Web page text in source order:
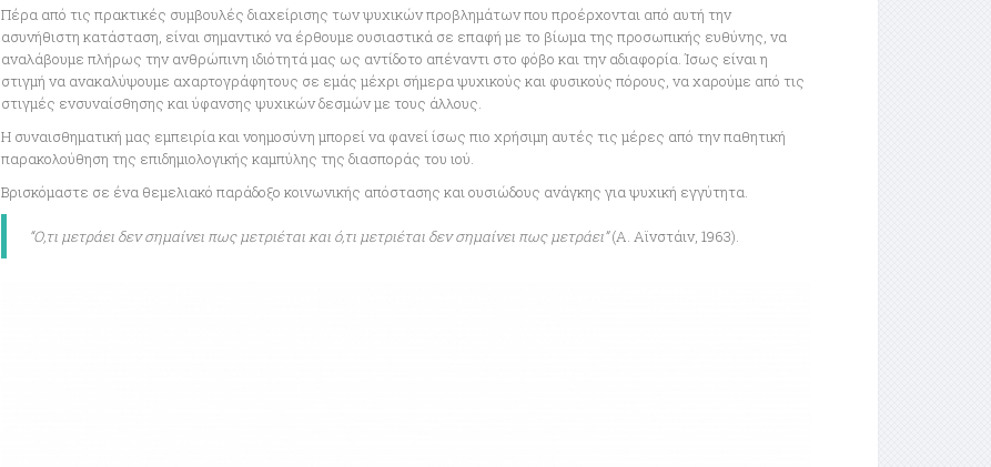
Πέρα από τις πρακτικές συμβουλές διαχείρισης των ψυχικών προβλημάτων που προέρχονται από αυτή την
ασυνήθιστη κατάσταση, είναι σημαντικό να έρθουμε ουσιαστικά σε επαφή με το βίωμα της προσωπικής ευθύνης, να
αναλάβουμε πλήρως την ανθρώπινη ιδιότητά μας ως αντίδοτο απέναντι στο φόβο και την αδιαφορία. Ίσως είναι η
στιγμή να ανακαλύψουμε αχαρτογράφητους σε εμάς μέχρι σήμερα ψυχικούς και φυσικούς πόρους, να χαρούμε από τις
στιγμές ενσυναίσθησης και ύφανσης ψυχικών δεσμών με τους άλλους.
Η συναισθηματική μας εμπειρία και νοημοσύνη μπορεί να φανεί ίσως πιο χρήσιμη αυτές τις μέρες από την παθητική
παρακολούθηση της επιδημιολογικής καμπύλης της διασποράς του ιού.
Βρισκόμαστε σε ένα θεμελιακό παράδοξο κοινωνικής απόστασης και ουσιώδους ανάγκης για ψυχική εγγύτητα.
“Ο,τι μετράει δεν σημαίνει πως μετριέται και ό,τι μετριέται δεν σημαίνει πως μετράει”(Α. Αϊνστάιν, 1963).